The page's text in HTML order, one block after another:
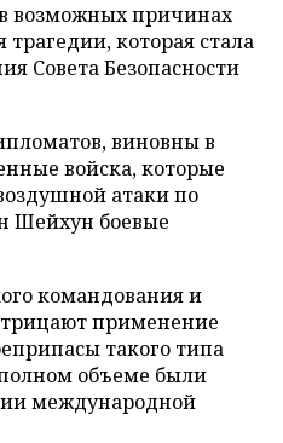
возможных причинах
которая стала
Совета Безопасности
виновны в
войска, которые
атаки по
Шейхун боевые
командования и
применение
такого типа
объеме были
международной